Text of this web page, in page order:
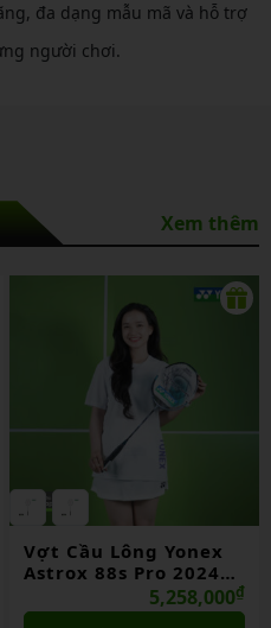
đa dạng mẫu mã và hỗ trợ
người chơi.
Xem thêm
Yonex
2024
Vợt Cầu
Duora Z
Hãng